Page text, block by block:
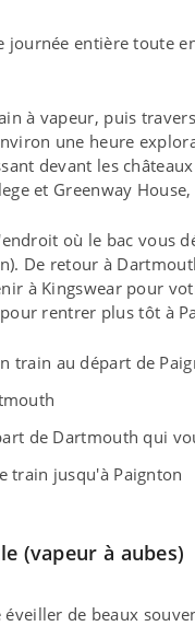
journée entière toute
à vapeur, puis
une heure
devant les
et Greenway
où le bac vous
De retour à
à Kingswear pour
rentrer plus tôt à
train au départ de
de Dartmouth qui
train jusqu'à Paignton
(vapeur à aubes)
de beaux